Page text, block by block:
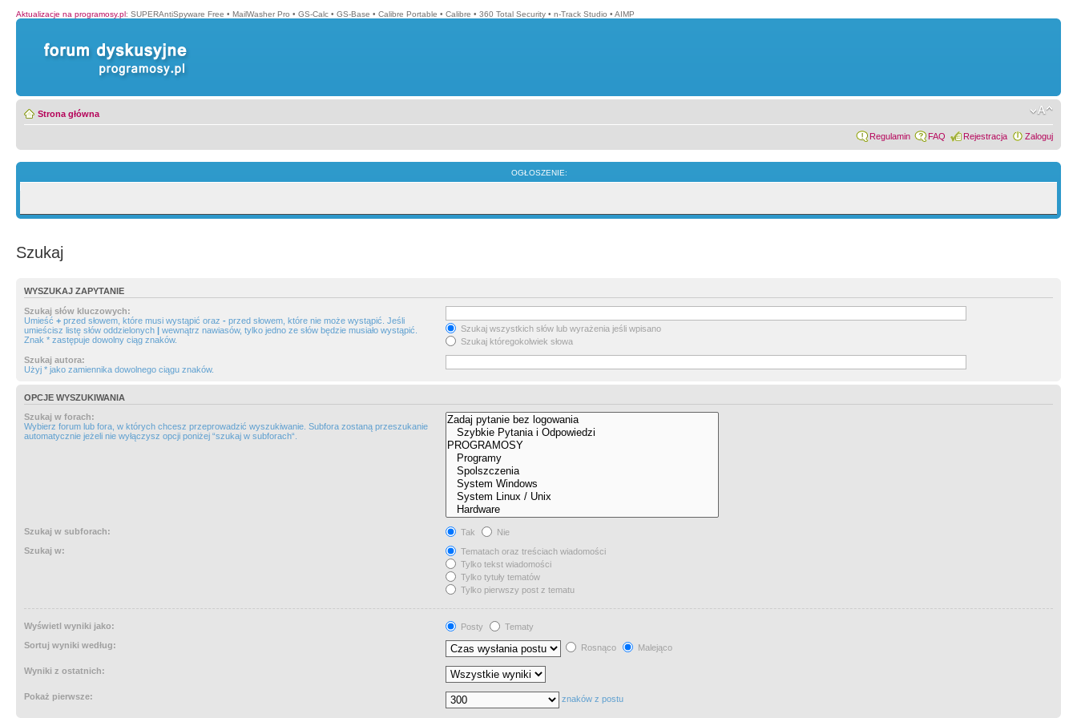
Aktualizacje na programosy.pl: SUPERAntiSpyware Free • MailWasher Pro • GS-Calc • GS-Base • Calibre Portable • Calibre • 360 Total Security • n-Track Studio • AIMP
Strona główna
Regulamin FAQ Rejestracja Zaloguj
OGŁOSZENIE:
Szukaj
WYSZUKAJ ZAPYTANIE
Szukaj słów kluczowych:
Umieść + przed słowem, które musi wystąpić oraz - przed słowem, które nie może wystąpić. Jeśli
umieścisz listę słów oddzielonych | wewnątrz nawiasów, tylko jedno ze słów będzie musiało wystąpić.
Znak * zastępuje dowolny ciąg znaków.
Szukaj wszystkich słów lub wyrażenia jeśli wpisano
Szukaj któregokolwiek słowa
Szukaj autora:
Użyj * jako zamiennika dowolnego ciągu znaków.
OPCJE WYSZUKIWANIA
Szukaj w forach:
Wybierz forum lub fora, w których chcesz przeprowadzić wyszukiwanie. Subfora zostaną przeszukanie
automatycznie jeżeli nie wyłączysz opcji poniżej “szukaj w subforach“.
Szukaj w subforach: Tak
Nie
Szukaj w:
Tematach oraz treściach wiadomości
Tylko tekst wiadomości
Tylko tytuły tematów
Tylko pierwszy post z tematu
Wyświetl wyniki jako: Posty
Tematy
Sortuj wyniki według:
Rosnąco Malejąco
Wyniki z ostatnich:
Pokaż pierwsze: znaków z postu